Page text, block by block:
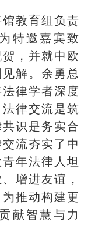
教育组负责
特邀嘉宾致
，并就中欧
解。余勇总
律学者深度
律交流是筑
识是务实合
流夯实了中
年法律人坦
增进友谊，
推动构建更
献智慧与力